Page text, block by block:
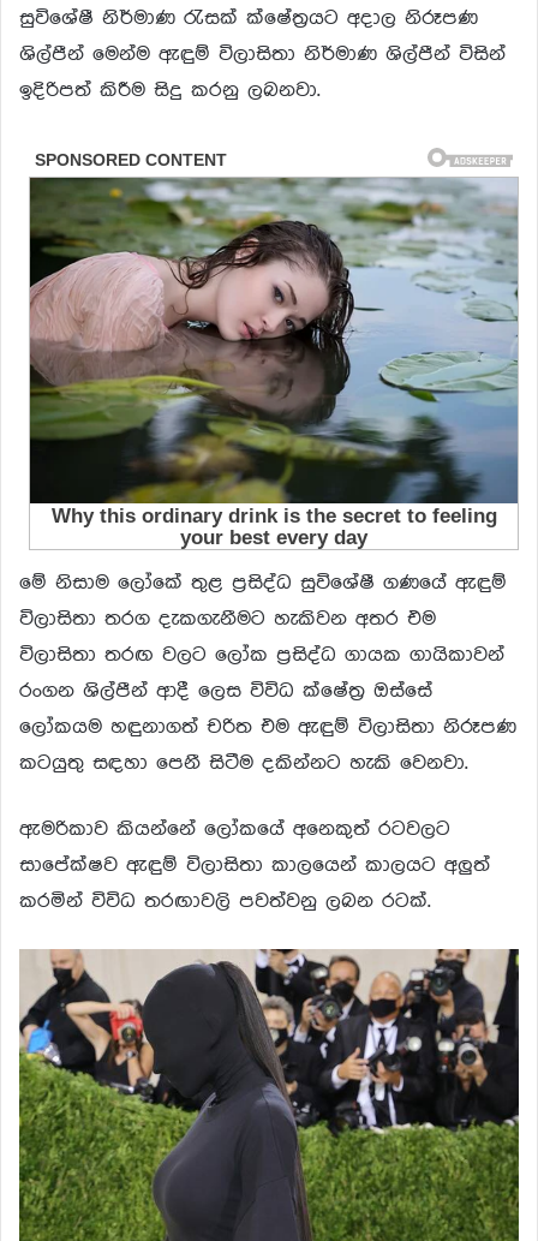
සුවිශේෂී නිර්මාණ රැසක් ක්ෂේත්‍රයට අදාල නිරූපණ
ශිල්පීන් මෙන්ම ඇඳුම් විලාසිතා නිර්මාණ ශිල්පීන් විසින්
ඉදිරිපත් කිරීම සිදු කරනු ලබනවා.
මේ නිසාම ලෝකේ තුළ ප්‍රසිද්ධ සුවිශේෂී ගණයේ ඇඳුම්
විලාසිතා තරග දැකගැනීමට හැකිවන අතර එම
විලාසිතා තරඟ වලට ලෝක ප්‍රසිද්ධ ගායක ගායිකාවන්
රංගන ශිල්පීන් ආදී ලෙස විවිධ ක්ෂේත්‍ර ඔස්සේ
ලෝකයම හඳුනාගත් චරිත එම ඇඳුම් විලාසිතා නිරූපණ
කටයුතු සඳහා පෙනී සිටීම දකින්නට හැකි වෙනවා.
ඇමරිකාව කියන්නේ ලෝකයේ අනෙකුත් රටවලට
සාපේක්ෂව ඇඳුම් විලාසිතා කාලයෙන් කාලයට අලුත්
කරමින් විවිධ තරඟාවලි පවත්වනු ලබන රටක්.